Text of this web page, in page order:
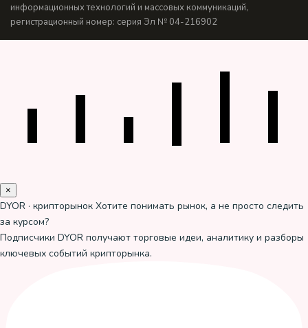
информационных технологий и массовых коммуникаций,
регистрационный номер: серия Эл № 04-216902
×
DYOR · крипторынок Хотите понимать рынок, а не просто следить
за курсом?
Подписчики DYOR получают торговые идеи, аналитику и разборы
ключевых событий крипторынка.